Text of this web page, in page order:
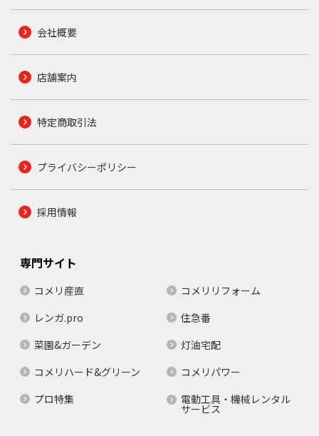
会社概要
店舗案内
特定商取引法
プライバシーポリシー
採用情報
専門サイト
コメリ産直
コメリリフォーム
レンガ.pro
住急番
菜園&ガーデン
灯油宅配
コメリハード&グリーン
コメリパワー
プロ特集
電動工具・機械レンタル
サービス